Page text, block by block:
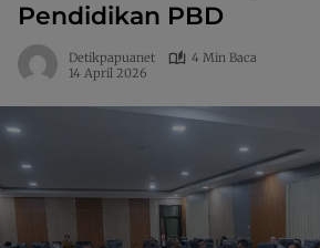
Pendidikan PBD
Detikpapuanet
4 Min Baca
14 April 2026